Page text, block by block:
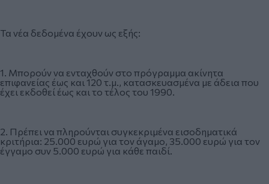
Τα νέα δεδομένα έχουν ως εξής:
1. Μπορούν να ενταχθούν στο πρόγραμμα ακίνητα
επιφανείας έως και 120 τ.μ., κατασκευασμένα με άδεια που
έχει εκδοθεί έως και το τέλος του 1990.
2. Πρέπει να πληρούνται συγκεκριμένα εισοδηματικά
κριτήρια: 25.000 ευρώ για τον άγαμο, 35.000 ευρώ για τον
έγγαμο συν 5.000 ευρώ για κάθε παιδί.